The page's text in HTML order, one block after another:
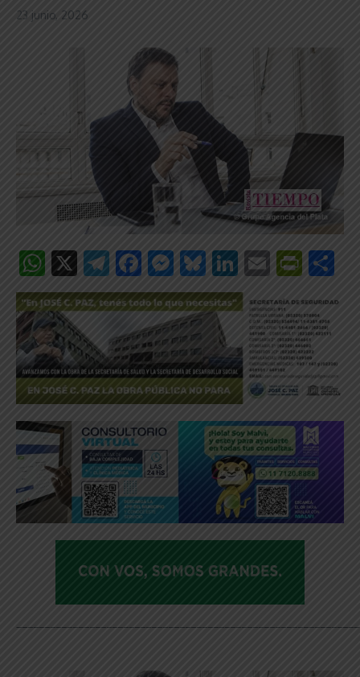
23 junio, 2026
WhatsApp
X Telegram
Facebook
Messenger
Bluesky
LinkedIn
Email